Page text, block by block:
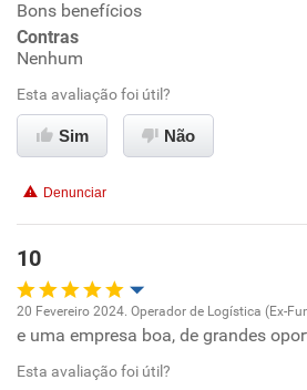
Conciliação com a vida familiar
Benefícios
Recomenda a diretoria
Bons benefícios
Contras
Nenhum
Esta avaliação foi útil?
Sim Não
Denunciar
10
Oportunidade de promoção
20 Fevereiro 2024. Operador de Logística (Ex-
e uma empresa boa, de grandes
Esta avaliação foi útil?